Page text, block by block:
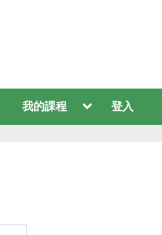
我的課程
Toggle
menu
登入